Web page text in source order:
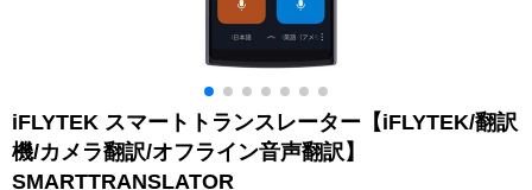
iFLYTEK スマートトランスレーター【iFLYTEK/翻訳
機/カメラ翻訳/オフライン音声翻訳】
SMARTTRANSLATOR